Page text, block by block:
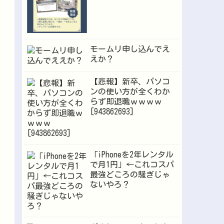
モームリ申し込んでえ
えか？
【悲報】新卒、パソコ
ンの使い方が全くわか
らず即退職ｗｗｗｗ
[943862693]
「iPhoneを2年レンタル
で月1円」←これコスパ
最強どころの騒ぎじゃ
ないやろ？